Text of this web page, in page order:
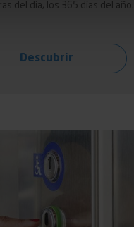
del día, los 365 días del año.
Descubrir